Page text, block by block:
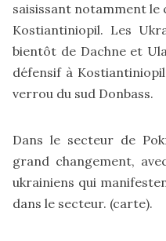
saisissant notamment
Kostiantiniopil. Les
bientôt de Dachne et
défensif à
verrou du sud Donbass.
Dans le secteur de
grand changement,
ukrainiens qui
dans le secteur. (carte).